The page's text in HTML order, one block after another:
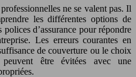
ne se valent pas. Il
les différentes options de
d’assurance pour répondre
Les erreurs courantes en
de couverture ou le choix
être évitées avec une